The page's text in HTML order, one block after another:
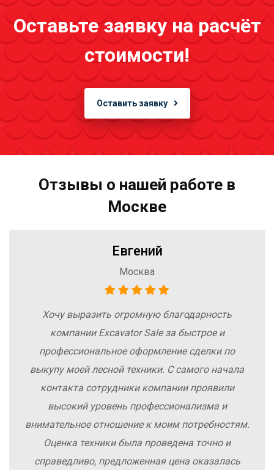
Оставьте заявку на расчёт
стоимости!
Оставить заявку
Отзывы о нашей работе в
Москве
Евгений
Москва
Хочу выразить огромную благодарность
компании Excavator Sale за быстрое и
профессиональное оформление сделки по
выкупу моей лесной техники. С самого начала
контакта сотрудники компании проявили
высокий уровень профессионализма и
внимательное отношение к моим потребностям.
Оценка техники была проведена точно и
справедливо, предложенная цена оказалась